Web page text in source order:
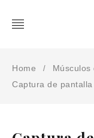
Home / Músculos
Captura de